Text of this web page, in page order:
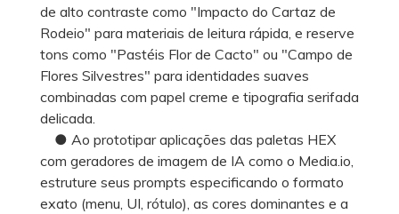
de alto contraste como "Impacto do Cartaz de
Rodeio" para materiais de leitura rápida, e reserve
tons como "Pastéis Flor de Cacto" ou "Campo de
Flores Silvestres" para identidades suaves
combinadas com papel creme e tipografia serifada
delicada.
● Ao prototipar aplicações das paletas HEX
com geradores de imagem de IA como o Media.io,
estruture seus prompts especificando o formato
exato (menu, UI, rótulo), as cores dominantes e a